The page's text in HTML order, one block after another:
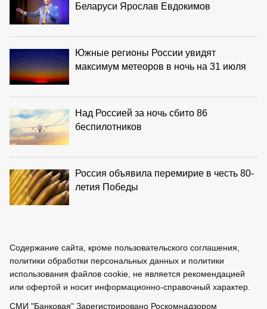
Беларуси Ярослав Евдокимов
Южные регионы России увидят
максимум метеоров в ночь на 31 июля
Над Россией за ночь сбито 86
беспилотников
Россия объявила перемирие в честь 80-
летия Победы
Содержание сайта, кроме пользовательского соглашения,
политики обработки персональных данных и политики
использования файлов cookie, не является рекомендацией
или офертой и носит информационно-справочный характер.
СМИ "Банковая" Зарегистрировано Роскомнадзором